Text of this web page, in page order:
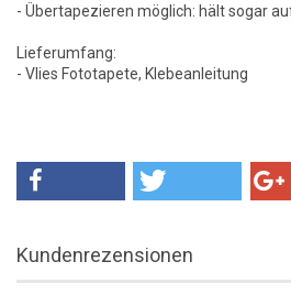
- Übertapezieren möglich: hält sogar
Lieferumfang:
- Vlies Fototapete, Klebeanleitung
Kundenrezensionen